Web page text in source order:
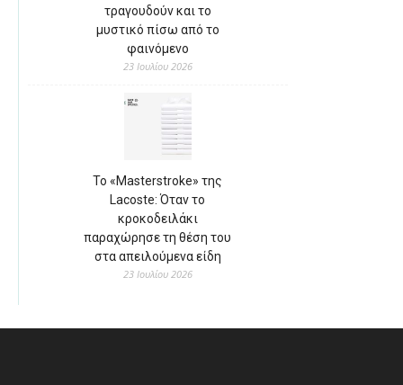
τραγουδούν και το
μυστικό πίσω από το
φαινόμενο
23 Ιουλίου 2026
Το «Masterstroke» της
Lacoste: Όταν το
κροκοδειλάκι
παραχώρησε τη θέση του
στα απειλούμενα είδη
23 Ιουλίου 2026